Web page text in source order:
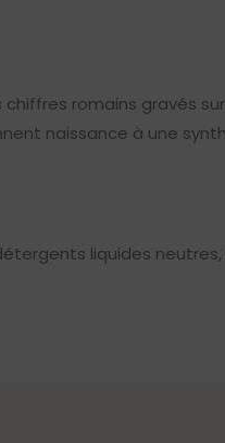
romains gravés
naissance à une
liquides neutres,